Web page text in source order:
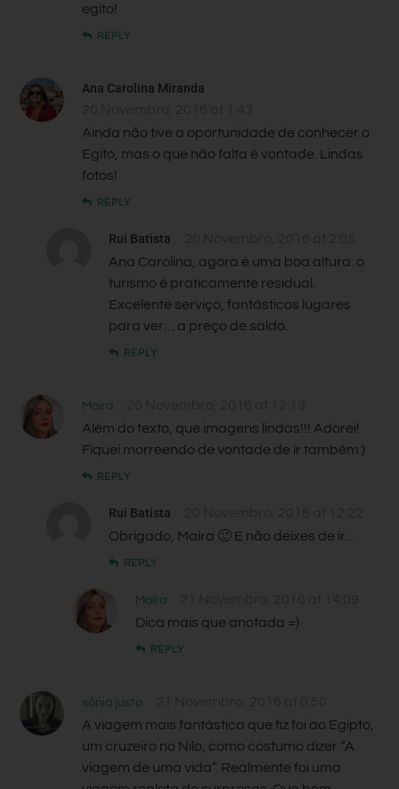
egito!
REPLY
Ana Carolina Miranda
Ainda não tive a oportunidade de conhecer o
Egito, mas o que não falta é vontade. Lindas
fotos!
REPLY
Rui Batista
Ana Carolina, agora é uma boa altura: o
turismo é praticamente residual.
Excelente serviço, fantásticos lugares
para ver… a preço de saldo.
REPLY
Maíra
Além do texto, que imagens lindas!!! Adorei!
Fiquei morreendo de vontade de ir também:)
REPLY
Rui Batista
Obrigado, Maíra 🙂 E não deixes de ir…
REPLY
Maíra
Dica mais que anotada =)
REPLY
sónia justo
A viagem mais fantástica que fiz foi ao Egipto,
um cruzeiro no Nilo, como costumo dizer “A
viagem de uma vida”. Realmente foi uma